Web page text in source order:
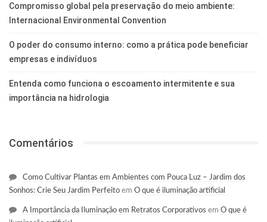
Compromisso global pela preservação do meio ambiente:
Internacional Environmental Convention
O poder do consumo interno: como a prática pode beneficiar
empresas e indivíduos
Entenda como funciona o escoamento intermitente e sua
importância na hidrologia
Comentários
Como Cultivar Plantas em Ambientes com Pouca Luz – Jardim dos
Sonhos: Crie Seu Jardim Perfeito em O que é iluminação artificial
A Importância da Iluminação em Retratos Corporativos em O que é